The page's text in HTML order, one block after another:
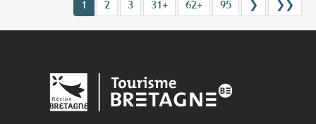
1 2 3 31+ 62+ 95 ❯ ❯❯